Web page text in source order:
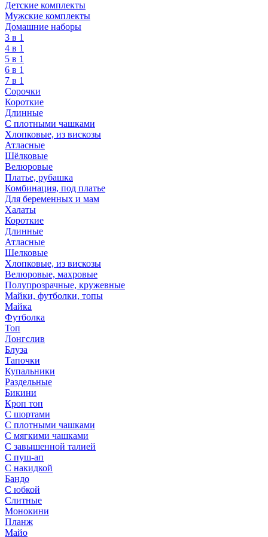
Детские комплекты
Мужские комплекты
Домашние наборы
3 в 1
4 в 1
5 в 1
6 в 1
7 в 1
Сорочки
Короткие
Длинные
С плотными чашками
Хлопковые, из вискозы
Атласные
Шёлковые
Велюровые
Платье, рубашка
Комбинация, под платье
Для беременных и мам
Халаты
Короткие
Длинные
Атласные
Шелковые
Хлопковые, из вискозы
Велюровые, махровые
Полупрозрачные, кружевные
Майки, футболки, топы
Майка
Футболка
Топ
Лонгслив
Блуза
Тапочки
Купальники
Раздельные
Бикини
Кроп топ
С шортами
С плотными чашками
С мягкими чашками
С завышенной талией
С пуш-ап
С накидкой
Бандо
С юбкой
Слитные
Монокини
Планж
Майо